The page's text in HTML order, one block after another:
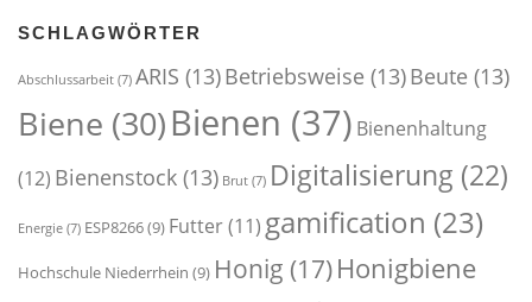
SCHLAGWÖRTER
Abschlussarbeit (7) ARIS (13)Betriebsweise (13)Beute (13)
Biene (30)Bienen (37) Bienenhaltung
(12) Bienenstock (13) Brut (7) Digitalisierung (22)
Energie (7) ESP8266(9) Futter(11) gamification (23)
Hochschule Niederrhein (9) Honig (17)Honigbiene